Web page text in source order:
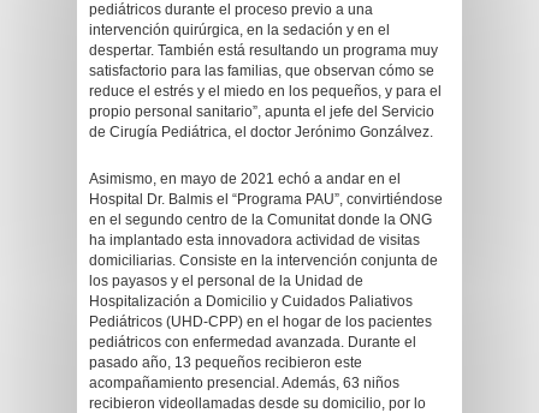
pediátricos durante el proceso previo a una
intervención quirúrgica, en la sedación y en el
despertar. También está resultando un programa muy
satisfactorio para las familias, que observan cómo se
reduce el estrés y el miedo en los pequeños, y para el
propio personal sanitario”, apunta el jefe del Servicio
de Cirugía Pediátrica, el doctor Jerónimo Gonzálvez.
Asimismo, en mayo de 2021 echó a andar en el
Hospital Dr. Balmis el “Programa PAU”, convirtiéndose
en el segundo centro de la Comunitat donde la ONG
ha implantado esta innovadora actividad de visitas
domiciliarias. Consiste en la intervención conjunta de
los payasos y el personal de la Unidad de
Hospitalización a Domicilio y Cuidados Paliativos
Pediátricos (UHD-CPP) en el hogar de los pacientes
pediátricos con enfermedad avanzada. Durante el
pasado año, 13 pequeños recibieron este
acompañamiento presencial. Además, 63 niños
recibieron videollamadas desde su domicilio, por lo